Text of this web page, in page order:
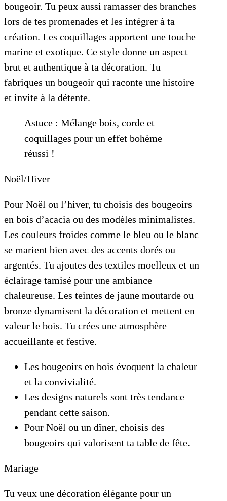
bougeoir. Tu peux aussi ramasser des branches
lors de tes promenades et les intégrer à ta
création. Les coquillages apportent une touche
marine et exotique. Ce style donne un aspect
brut et authentique à ta décoration. Tu
fabriques un bougeoir qui raconte une histoire
et invite à la détente.
Astuce : Mélange bois, corde et
coquillages pour un effet bohème
réussi !
Noël/Hiver
Pour Noël ou l’hiver, tu choisis des bougeoirs
en bois d’acacia ou des modèles minimalistes.
Les couleurs froides comme le bleu ou le blanc
se marient bien avec des accents dorés ou
argentés. Tu ajoutes des textiles moelleux et un
éclairage tamisé pour une ambiance
chaleureuse. Les teintes de jaune moutarde ou
bronze dynamisent la décoration et mettent en
valeur le bois. Tu crées une atmosphère
accueillante et festive.
Les bougeoirs en bois évoquent la chaleur
et la convivialité.
Les designs naturels sont très tendance
pendant cette saison.
Pour Noël ou un dîner, choisis des
bougeoirs qui valorisent ta table de fête.
Mariage
Tu veux une décoration élégante pour un